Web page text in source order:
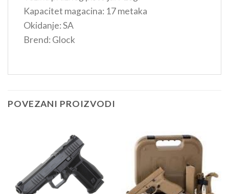
Kapacitet magacina: 17 metaka
Okidanje: SA
Brend: Glock
POVEZANI PROIZVODI